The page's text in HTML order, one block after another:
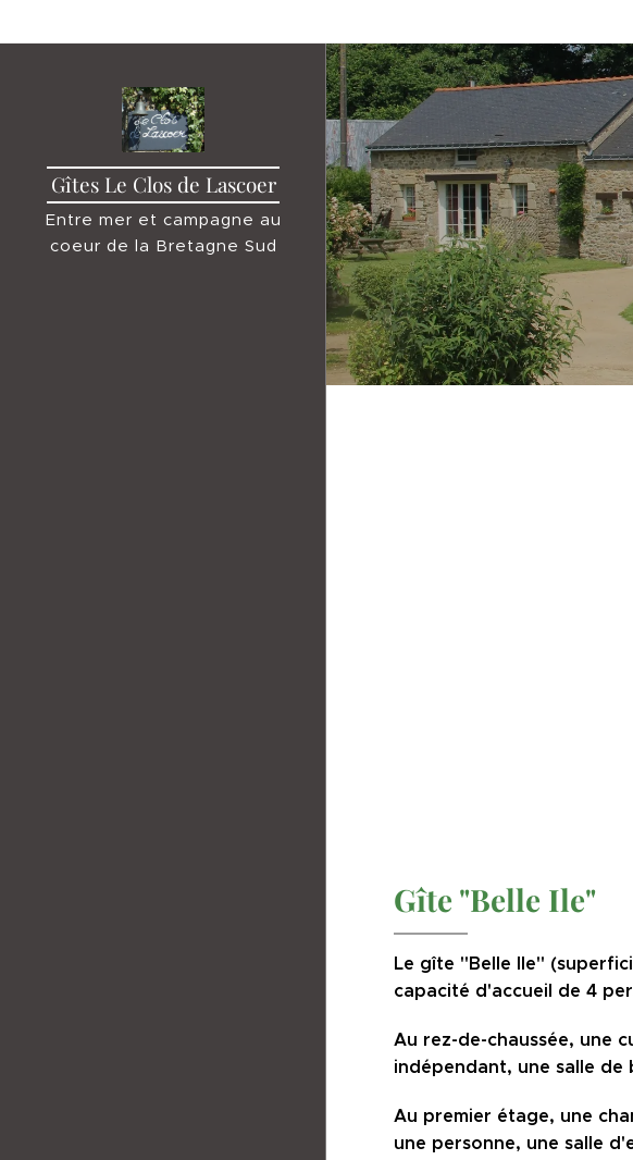
Gîtes Le Clos de Lascoer
Entre mer et campagne au
coeur de la Bretagne Sud
Gîte "Belle Ile"
Le gîte "Belle Ile"
capacité d'accueil de 4
Au rez-de-chaussée, une
indépendant, une salle de
Au premier étage, une
une personne, une salle